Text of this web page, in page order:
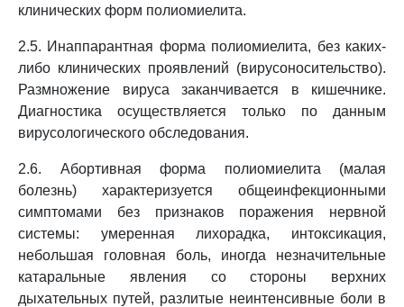
клинических форм полиомиелита.
2.5. Инаппарантная форма полиомиелита, без каких-
либо клинических проявлений (вирусоносительство).
Размножение вируса заканчивается в кишечнике.
Диагностика осуществляется только по данным
вирусологического обследования.
2.6. Абортивная форма полиомиелита (малая
болезнь) характеризуется общеинфекционными
симптомами без признаков поражения нервной
системы: умеренная лихорадка, интоксикация,
небольшая головная боль, иногда незначительные
катаральные явления со стороны верхних
дыхательных путей, разлитые неинтенсивные боли в